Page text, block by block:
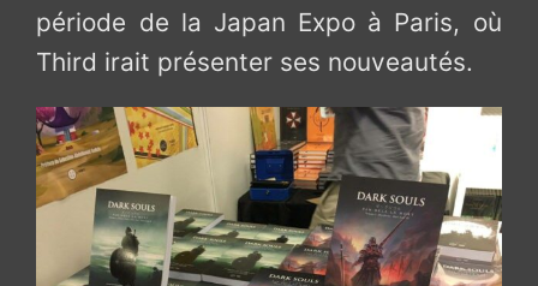
période de la Japan Expo à Paris, où
Third irait présenter ses nouveautés.